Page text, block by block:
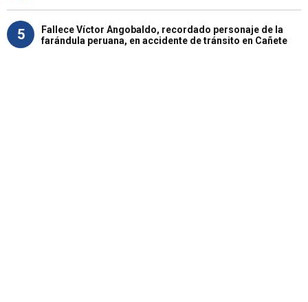
5
Fallece Víctor Angobaldo, recordado personaje de la
farándula peruana, en accidente de tránsito en Cañete